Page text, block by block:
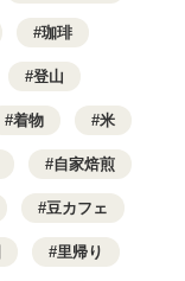
珈琲
登山
着物 米
自家焙煎
豆カフェ
里帰り